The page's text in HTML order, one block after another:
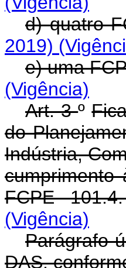
d) quatro
2019)
e) uma
(Vigência)
Art. 3º
do
Indústria,
FCPE
(Vigência)
Parágrafo
DAS,